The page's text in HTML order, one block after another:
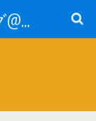
ほやけんちゃアジング@山口